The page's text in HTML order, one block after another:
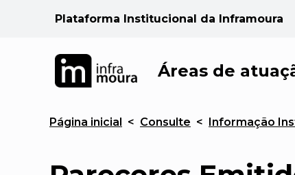
Plataforma Institucional da Inframoura
Áreas de
Página inicial < Consulte < Informação